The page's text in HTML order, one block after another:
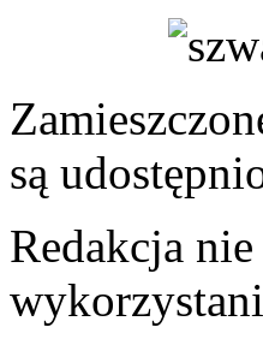
są
Redakcja